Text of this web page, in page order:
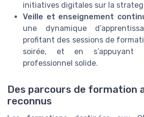
initiatives digitales sur la
Veille et enseignement
une dynamique
profitant des sessions de
soirée, et en s’appuyant
professionnel solide.
Des parcours de formation
reconnus